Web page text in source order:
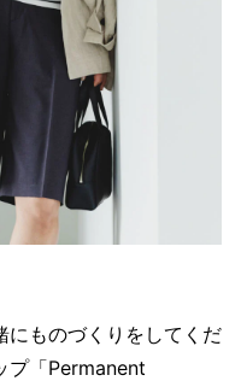
にものづくりをしてくだ
プ「Permanent